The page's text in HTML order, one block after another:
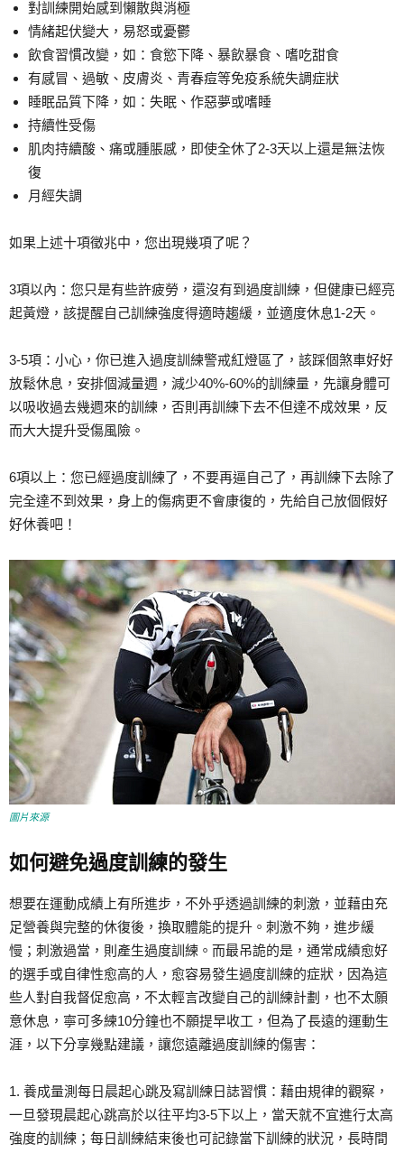
對訓練開始感到懶散與消極
情緒起伏變大，易怒或憂鬱
飲食習慣改變，如：食慾下降、暴飲暴食、嗜吃甜食
有感冒、過敏、皮膚炎、青春痘等免疫系統失調症狀
睡眠品質下降，如：失眠、作惡夢或嗜睡
持續性受傷
肌肉持續酸、痛或腫脹感，即使全休了2-3天以上還是無法恢
復
月經失調
如果上述十項徵兆中，您出現幾項了呢？
3項以內：您只是有些許疲勞，還沒有到過度訓練，但健康已經亮
起黃燈，該提醒自己訓練強度得適時趨緩，並適度休息1-2天。
3-5項：小心，你已進入過度訓練警戒紅燈區了，該踩個煞車好好
放鬆休息，安排個減量週，減少40%-60%的訓練量，先讓身體可
以吸收過去幾週來的訓練，否則再訓練下去不但達不成效果，反
而大大提升受傷風險。
6項以上：您已經過度訓練了，不要再逼自己了，再訓練下去除了
完全達不到效果，身上的傷病更不會康復的，先給自己放個假好
好休養吧！
圖片來源
如何避免過度訓練的發生
想要在運動成績上有所進步，不外乎透過訓練的刺激，並藉由充
足營養與完整的休復後，換取體能的提升。刺激不夠，進步緩
慢；刺激過當，則產生過度訓練。而最吊詭的是，通常成績愈好
的選手或自律性愈高的人，愈容易發生過度訓練的症狀，因為這
些人對自我督促愈高，不太輕言改變自己的訓練計劃，也不太願
意休息，寧可多練10分鐘也不願提早收工，但為了長遠的運動生
涯，以下分享幾點建議，讓您遠離過度訓練的傷害：
1. 養成量測每日晨起心跳及寫訓練日誌習慣：藉由規律的觀察，
一旦發現晨起心跳高於以往平均3-5下以上，當天就不宜進行太高
強度的訓練；每日訓練結束後也可記錄當下訓練的狀況，長時間